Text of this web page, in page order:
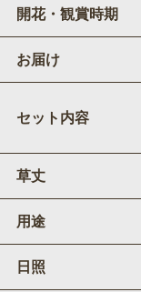
開花・観賞時期
お届け
セット内容
草丈
用途
日照